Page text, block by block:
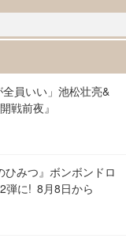
員いい」池松壮亮&
戦前夜』
ひみつ』ボンボンドロ
弾に! 8月8日から